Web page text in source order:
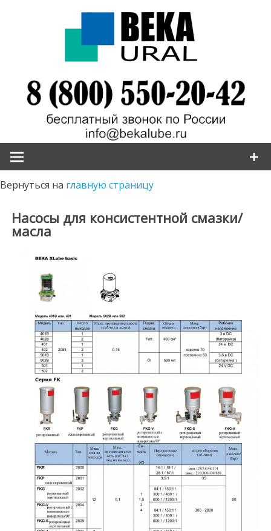
Вернуться на главную страницу
Насосы для консистентной смазки/
масла